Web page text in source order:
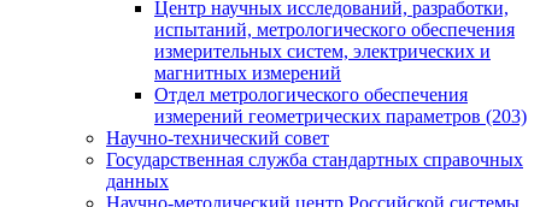
Центр научных исследований, разработки,
испытаний, метрологического обеспечения
измерительных систем, электрических и
магнитных измерений
Отдел метрологического обеспечения
измерений геометрических параметров (203)
Научно-технический совет
Государственная служба стандартных справочных
данных
Научно-методический центр Российской системы